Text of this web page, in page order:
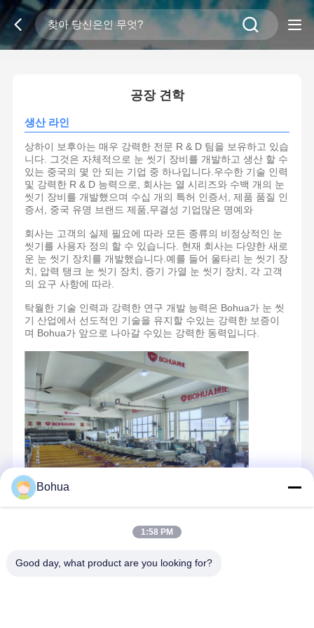
2/0
공장 견학
생산 라인
상하이 보후아는 매우 강력한 전문 R & D 팀을 보유하고 있습
니다. 그것은 자체적으로 눈 씻기 장비를 개발하고 생산 할 수
있는 중국의 몇 안 되는 기업 중 하나입니다.우수한 기술 인력
및 강력한 R & D 능력으로, 회사는 열 시리즈와 수백 개의 눈
씻기 장비를 개발했으며 수십 개의 특허 인증서, 제품 품질 인
증서, 중국 유명 브랜드 제품,무결성 기업많은 명예와
회사는 고객의 실제 필요에 따라 모든 종류의 비정상적인 눈
씻기를 사용자 정의 할 수 있습니다. 현재 회사는 다양한 새로
운 눈 씻기 장치를 개발했습니다.예를 들어 울타리 눈 씻기 장
치, 압력 탱크 눈 씻기 장치, 증기 가열 눈 씻기 장치, 각 고객
의 요구 사항에 따라.
탁월한 기술 인력과 강력한 연구 개발 능력은 Bohua가 눈 씻
기 산업에서 선도적인 기술을 유지할 수있는 강력한 보증이
며 Bohua가 앞으로 나아갈 수있는 강력한 동력입니다.
Bohua
1:58 PM
Good day, what product are you looking for?